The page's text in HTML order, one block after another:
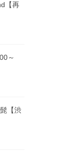
【再
～
【渋